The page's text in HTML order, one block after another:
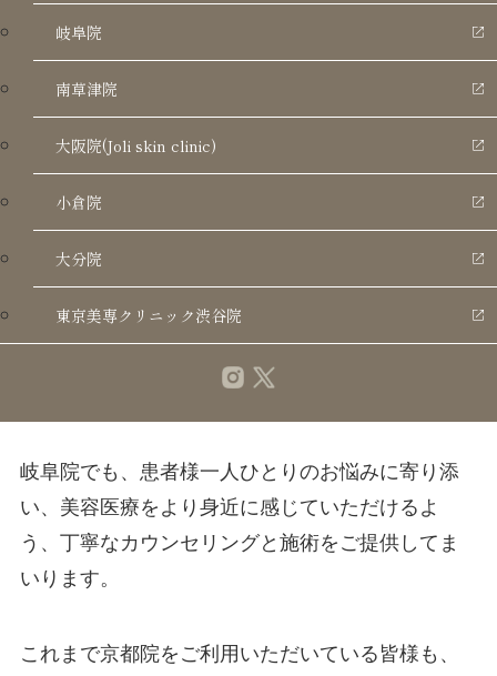
岐阜院
南草津院
大阪院(Joli skin clinic)
小倉院
大分院
東京美専クリニック渋谷院
■ 岐阜院 開院記念キャンペーン（7月31日まで）
新院オープンを記念いたしまして、7月中にご来院
いただいた患者様を対象に、大変お得なキャンペ
ーンを実施いたします。
・全施術：20% OFF
・モニター募集：50% OFF
岐阜院でも、患者様一人ひとりのお悩みに寄り添
い、美容医療をより身近に感じていただけるよ
う、丁寧なカウンセリングと施術をご提供してま
いります。
これまで京都院をご利用いただいている皆様も、